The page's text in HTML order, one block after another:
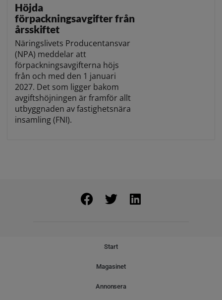
Höjda
förpackningsavgifter från
årsskiftet
Näringslivets Producentansvar
(NPA) meddelar att
förpackningsavgifterna höjs
från och med den 1 januari
2027. Det som ligger bakom
avgiftshöjningen är framför allt
utbyggnaden av fastighetsnära
insamling (FNI).
Start
Magasinet
Annonsera